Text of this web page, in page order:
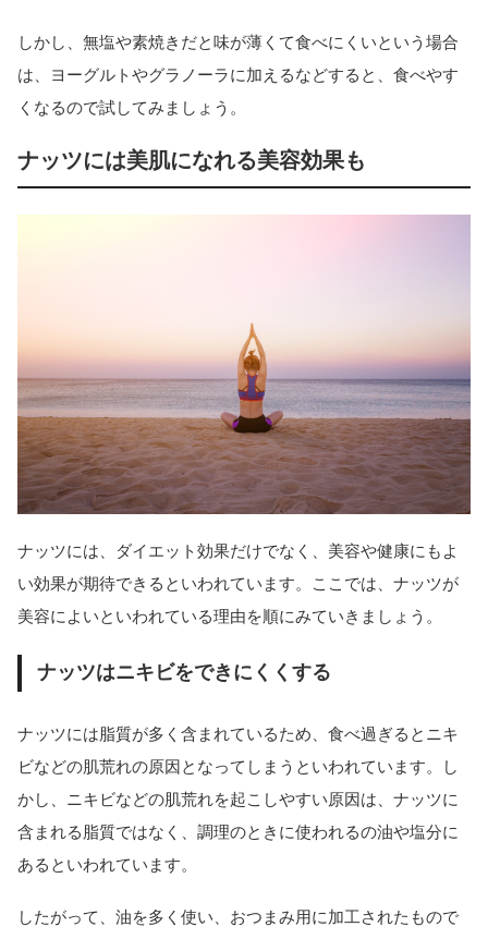
しかし、無塩や素焼きだと味が薄くて食べにくいという場合
は、ヨーグルトやグラノーラに加えるなどすると、食べやす
くなるので試してみましょう。
ナッツには美肌になれる美容効果も
ナッツには、ダイエット効果だけでなく、美容や健康にもよ
い効果が期待できるといわれています。ここでは、ナッツが
美容によいといわれている理由を順にみていきましょう。
ナッツはニキビをできにくくする
ナッツには脂質が多く含まれているため、食べ過ぎるとニキ
ビなどの肌荒れの原因となってしまうといわれています。し
かし、ニキビなどの肌荒れを起こしやすい原因は、ナッツに
含まれる脂質ではなく、調理のときに使われるの油や塩分に
あるといわれています。
したがって、油を多く使い、おつまみ用に加工されたもので